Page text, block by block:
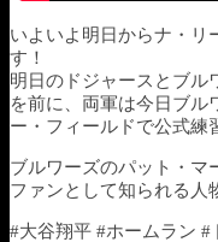
いよいよ明日からナ・リ
す！
明日のドジャースとブル
を前に、両軍は今日ブル
ー・フィールドで公式練
ブルワーズのパット・マ
ファンとして知られる人
#大谷翔平 #ホームラン